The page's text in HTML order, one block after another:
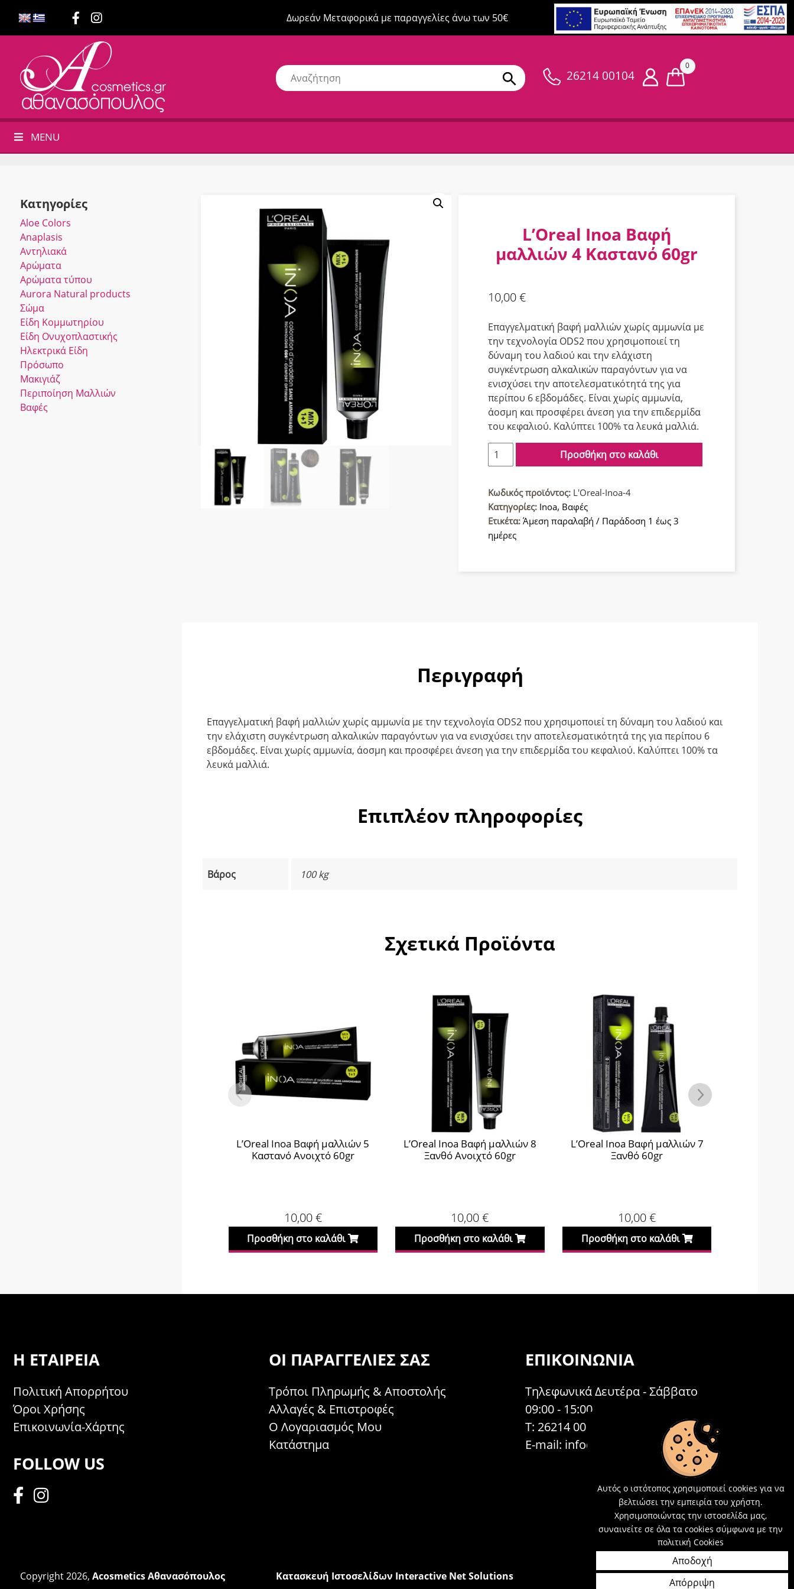
Δωρεάν Μεταφορικά με παραγγελίες άνω των 50€
26214 00104
0
MENU
Κατηγορίες
Αloe Colors
Anaplasis
Αντηλιακά
Αρώματα
Αρώματα τύπου
Αurora Νatural products
Σώμα
Είδη Κομμωτηρίου
Είδη Ονυχοπλαστικής
Ηλεκτρικά Είδη
Πρόσωπο
Μακιγιάζ
Περιποίηση Μαλλιών
Βαφές
L’Oreal Inoa Βαφή
μαλλιών 4 Καστανό 60gr
10,00€
Επαγγελματική βαφή μαλλιών χωρίς αμμωνία με
την τεχνολογία ODS2 που χρησιμοποιεί τη
δύναμη του λαδιού και την ελάχιστη
συγκέντρωση αλκαλικών παραγόντων για να
ενισχύσει την αποτελεσματικότητά της για
περίπου 6 εβδομάδες. Είναι χωρίς αμμωνία,
άοσμη και προσφέρει άνεση για την επιδερμίδα
του κεφαλιού. Καλύπτει 100% τα λευκά μαλλιά.
L'Oreal
Inoa
μαλλιών
4
Καστανό
60gr
Προσθήκη στο καλάθι
Κωδικός προϊόντος: L'Oreal-Inoa-4
Κατηγορίες: Inoa, Βαφές
Ετικέτα: Άμεση παραλαβή / Παράδοση 1 έως 3
ημέρες
Περιγραφή
Επαγγελματική βαφή μαλλιών χωρίς αμμωνία με την τεχνολογία ODS2 που χρησιμοποιεί τη δύναμη του λαδιού και
την ελάχιστη συγκέντρωση αλκαλικών παραγόντων για να ενισχύσει την αποτελεσματικότητά της για περίπου 6
εβδομάδες. Είναι χωρίς αμμωνία, άοσμη και προσφέρει άνεση για την επιδερμίδα του κεφαλιού. Καλύπτει 100% τα
λευκά μαλλιά.
Επιπλέον πληροφορίες
Βάρος 100 kg
Σχετικά Προϊόντα
L’Oreal Inoa Βαφή μαλλιών 5
Καστανό Ανοιχτό 60gr
10,00€
Προσθήκη στο καλάθι
L’Oreal Inoa Βαφή μαλλιών 8
Ξανθό Ανοιχτό 60gr
10,00€
Προσθήκη στο καλάθι
L’Oreal Inoa Βαφή μαλλιών 7
Ξανθό 60gr
10,00€
Προσθήκη στο καλάθι
Η ΕΤΑΙΡΕΊΑ
Πολιτική Απορρήτου
Όροι Χρήσης
Επικοινωνία-Χάρτης
FOLLOW US
ΟΙ ΠΑΡΑΓΓΕΛΊΕΣ ΣΑΣ
Τρόποι Πληρωμής & Αποστολής
Αλλαγές & Επιστροφές
Ο Λογαριασμός Μου
Κατάστημα
ΕΠΙΚΟΙΝΩΝΊΑ
Τηλεφωνικά Δευτέρα - Σάββατο
09:00 - 15:00
Τ: 26214 00104
E-mail: info@acosmetics.gr
Copyright 2026, Acosmetics Αθανασόπουλος Κατασκευή Ιστοσελίδων Interactive Net Solutions
Αυτός ο ιστότοπος χρησιμοποιεί cookies για να
βελτιώσει την εμπειρία του χρήστη.
Χρησιμοποιώντας την ιστοσελίδα μας,
συναινείτε σε όλα τα cookies σύμφωνα με την
πολιτική Cookies
Αποδοχή
Απόρριψη